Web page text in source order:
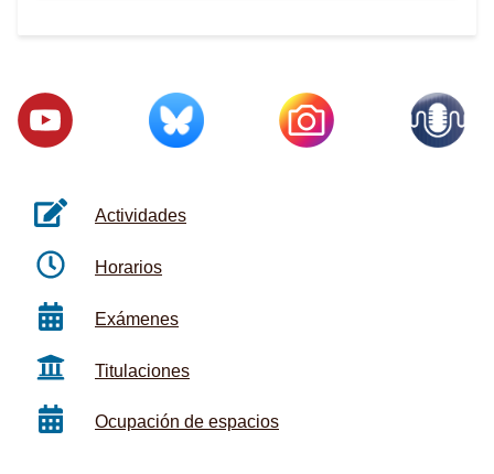
Actividades
Horarios
Exámenes
Titulaciones
Ocupación de espacios